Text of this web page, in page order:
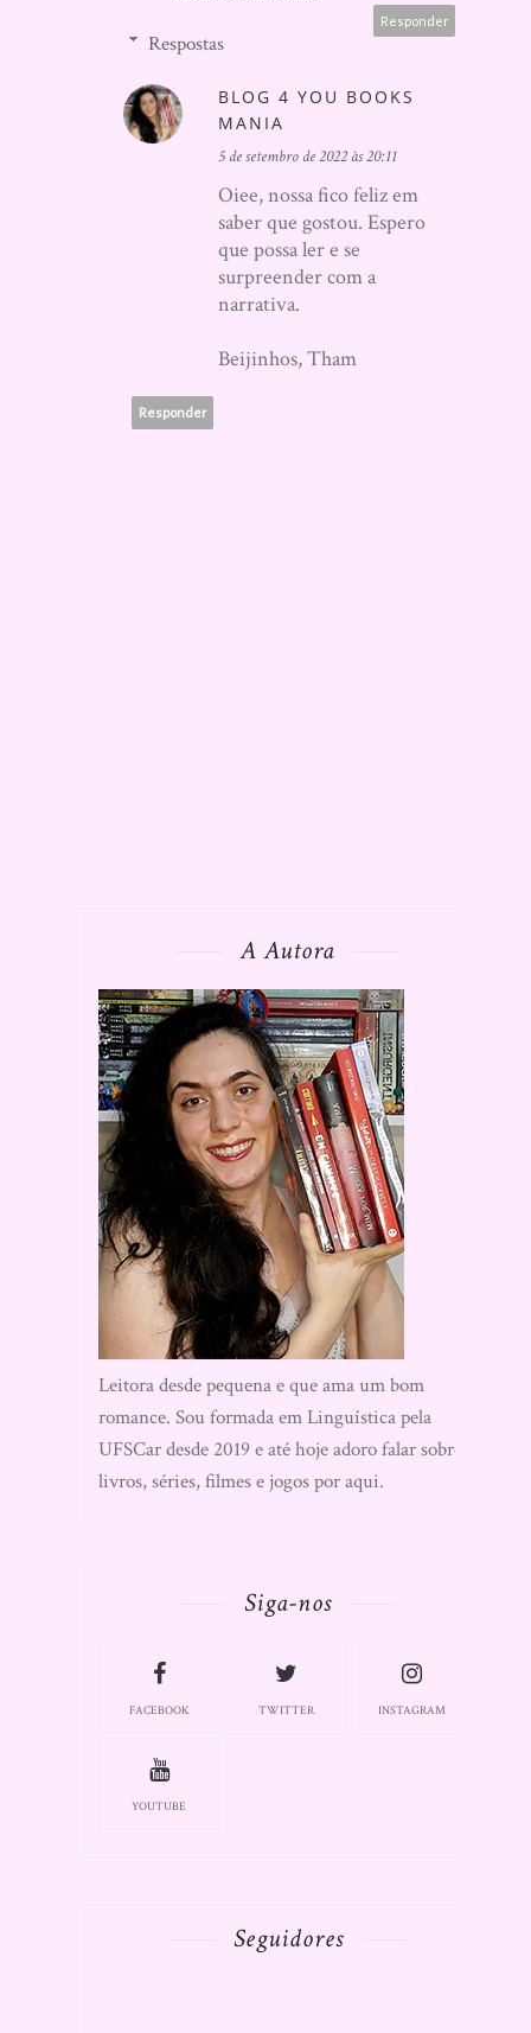
Responder
Respostas
BLOG 4 YOU BOOKS
MANIA
5 de setembro de 2022 às 20:11
Oiee, nossa fico feliz em
saber que gostou. Espero
que possa ler e se
surpreender com a
narrativa.
Beijinhos, Tham
Responder
A Autora
Leitora desde pequena e que ama um bom
romance. Sou formada em Linguística pela
UFSCar desde 2019 e até hoje adoro falar sobre
livros, séries, filmes e jogos por aqui.
Siga-nos
FACEBOOK TWITTER INSTAGRAM
YOUTUBE
Seguidores